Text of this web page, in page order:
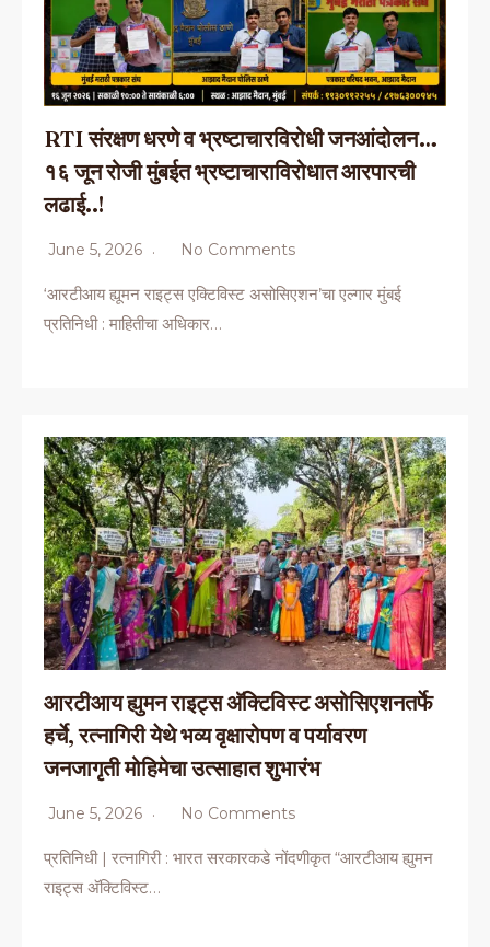
RTI संरक्षण धरणे व भ्रष्टाचारविरोधी जनआंदोलन…
१६ जून रोजी मुंबईत भ्रष्टाचाराविरोधात आरपारची
लढाई..!
June 5, 2026 No Comments
‘आरटीआय ह्यूमन राइट्स एक्टिविस्ट असोसिएशन’चा एल्गार मुंबई
प्रतिनिधी : माहितीचा अधिकार…
आरटीआय ह्युमन राइट्स अ‍ॅक्टिविस्ट असोसिएशनतर्फे
हर्चे, रत्नागिरी येथे भव्य वृक्षारोपण व पर्यावरण
जनजागृती मोहिमेचा उत्साहात शुभारंभ
June 5, 2026 No Comments
प्रतिनिधी | रत्नागिरी : भारत सरकारकडे नोंदणीकृत “आरटीआय ह्युमन
राइट्स अ‍ॅक्टिविस्ट…